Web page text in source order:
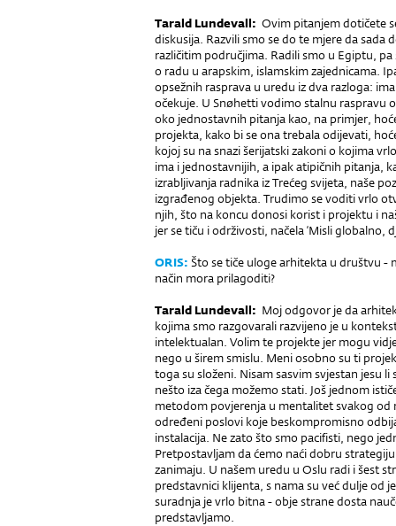
Tarald Lundevall: Ovim pitanjem dotičete
diskusija. Razvili smo se do te mjere da
različitim područjima. Radili smo u Egiptu,
o radu u arapskim, islamskim zajednicama.
opsežnih rasprava u uredu iz dva razloga:
očekuje. U Snøhetti vodimo stalnu raspravu
oko jednostavnih pitanja kao, na primjer,
projekta, kako bi se ona trebala odijevati,
kojoj su na snazi šerijatski zakoni o kojima
ima i jednostavnijih, a ipak atipičnih pitanja,
izrabljivanja radnika iz Trećeg svijeta, naše
izgrađenog objekta. Trudimo se voditi vrlo
njih, što na koncu donosi korist i projektu i
jer se tiču i održivosti, načela ‘Misli globalno,
ORIS: Što se tiče uloge arhitekta u društvu -
način mora prilagoditi?
Tarald Lundevall: Moj odgovor je da
kojima smo razgovarali razvijeno je u
intelektualan. Volim te projekte jer mogu
nego u širem smislu. Meni osobno su ti
toga su složeni. Nisam sasvim svjestan jesu
nešto iza čega možemo stati. Još jednom
metodom povjerenja u mentalitet svakog
određeni poslovi koje beskompromisno
instalacija. Ne zato što smo pacifisti, nego
Pretpostavljam da ćemo naći dobru
zanimaju. U našem uredu u Oslu radi i šest
predstavnici klijenta, s nama su već dulje od
suradnja je vrlo bitna - obje strane dosta
predstavljamo.